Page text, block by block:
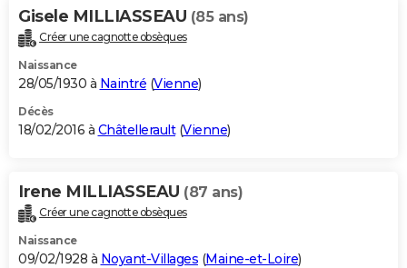
Gisele MILLIASSEAU (85 ans)
Créer une cagnotte obsèques
Naissance
28/05/1930 à Naintré (Vienne)
Décès
18/02/2016 à Châtellerault(Vienne)
Irene MILLIASSEAU (87 ans)
Créer une cagnotte obsèques
Naissance
09/02/1928 à Noyant-Villages (Maine-et-Loire)